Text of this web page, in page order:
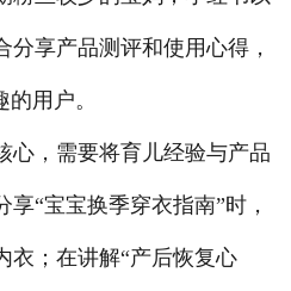
分享产品测评和使用心得，
用户。
心，需要将育儿经验与产品
“宝宝换季穿衣指南”时，
衣；在讲解“产后恢复心